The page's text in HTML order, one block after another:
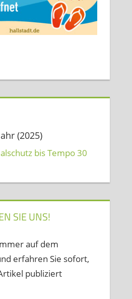
(2025)
bis Tempo 30
SIE UNS!
auf dem
erfahren Sie sofort,
publiziert